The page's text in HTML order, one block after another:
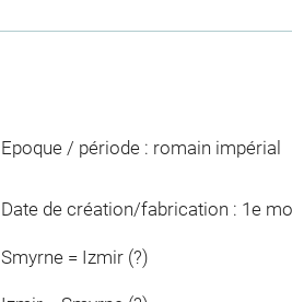
Epoque / période : romain impérial
Date de création/fabrication : 1e
Smyrne = Izmir (?)